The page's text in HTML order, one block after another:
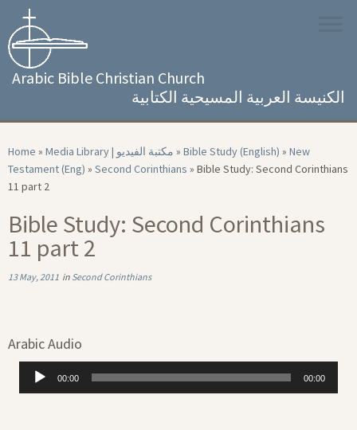
content
Arabic Bible Christian Church
الكنيسة العربية المسيحية الكتابية
Home » Media Library | مكتبة الفيديو » Bible Study (English) » New
Testament (Eng) » Second Corinthians » Bible Study: Second Corinthians
11 part 2
Bible Study: Second Corinthians
11 part 2
13 May, 2011 in Second Corinthians
Arabic Audio
Audio
Player
00:00 00:00